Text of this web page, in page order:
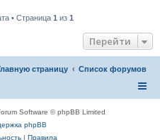
• Страница 1 из 1
Перейти
страницу Список форумов
Software © phpBB Limited
phpBB
| Правила